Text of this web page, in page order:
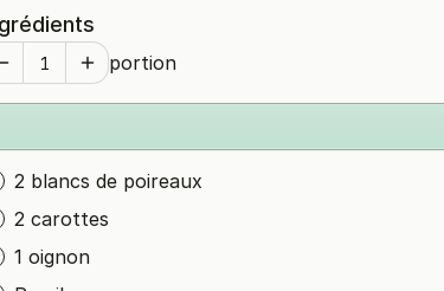
portion
2 blancs de poireaux
2 carottes
1 oignon